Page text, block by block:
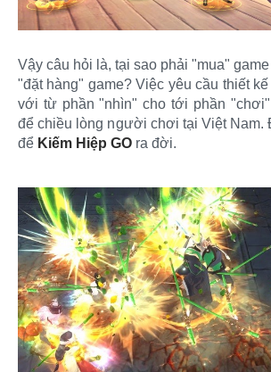
Vậy câu hỏi là, tại sao phải "mua"
"đặt hàng" game? Việc yêu cầu thiết
với từ phần "nhìn" cho tới phần
để chiều lòng người chơi tại Việt Nam.
để Kiếm Hiệp GO ra đời.